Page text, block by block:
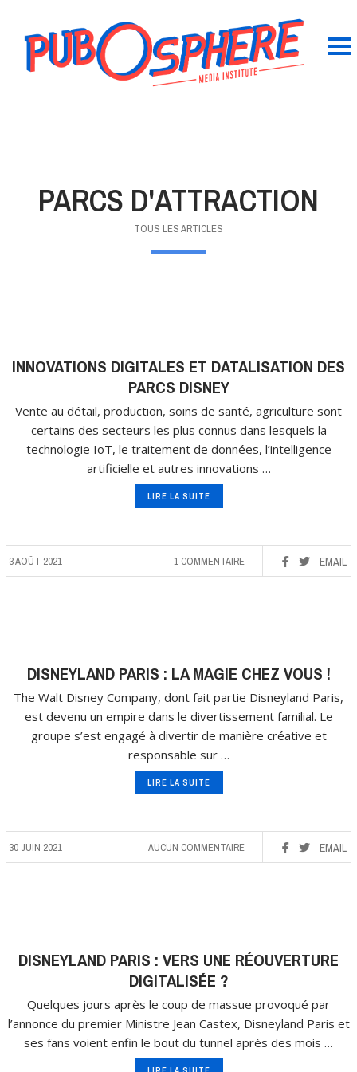
PARCS D'ATTRACTION
TOUS LES ARTICLES
INNOVATIONS DIGITALES ET DATALISATION DES
PARCS DISNEY
Vente au détail, production, soins de santé, agriculture sont
certains des secteurs les plus connus dans lesquels la
technologie IoT, le traitement de données, l’intelligence
artificielle et autres innovations …
LIRE LA SUITE
3 AOÛT 2021 EMAIL
1 COMMENTAIRE
DISNEYLAND PARIS : LA MAGIE CHEZ VOUS !
The Walt Disney Company, dont fait partie Disneyland Paris,
est devenu un empire dans le divertissement familial. Le
groupe s’est engagé à divertir de manière créative et
responsable sur …
LIRE LA SUITE
30 JUIN 2021 EMAIL
AUCUN COMMENTAIRE
DISNEYLAND PARIS : VERS UNE RÉOUVERTURE
DIGITALISÉE ?
Quelques jours après le coup de massue provoqué par
l’annonce du premier Ministre Jean Castex, Disneyland Paris et
ses fans voient enfin le bout du tunnel après des mois …